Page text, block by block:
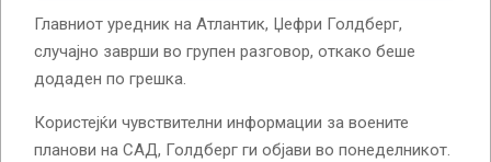
Главниот уредник на Атлантик, Џефри Голдберг,
случајно заврши во групен разговор, откако беше
додаден по грешка.
Користејќи чувствителни информации за воените
планови на САД, Голдберг ги објави во понеделникот.